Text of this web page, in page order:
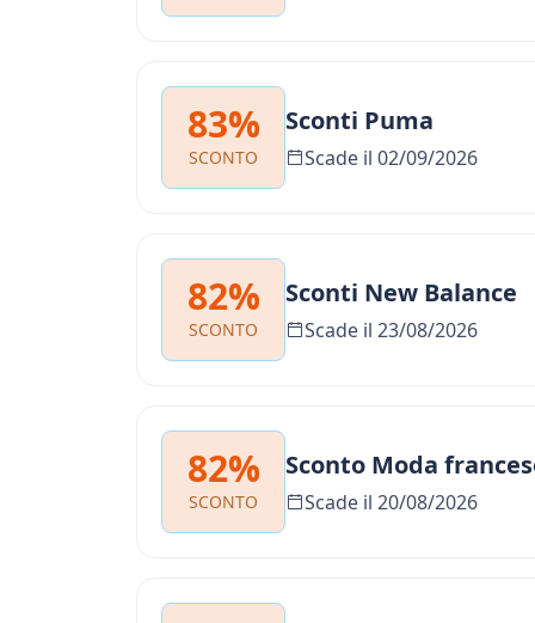
83%
SCONTO
Sconti Puma
Scade il 02/09/2026
82%
SCONTO
Sconti New Balance
Scade il 23/08/2026
82%
SCONTO
Sconto Moda
Scade il 20/08/2026